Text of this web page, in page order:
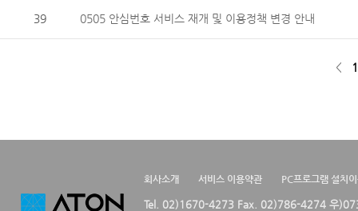
39 0505 안심번호 서비스 재개 및 이용정책 변경 안내
< 1
회사소개 서비스 이용약관 PC프로그램 설치
Tel. 02)1670-4273 Fax. 02)786-4274 우